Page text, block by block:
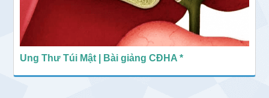
Ung Thư Túi Mật | Bài giảng CĐHA *